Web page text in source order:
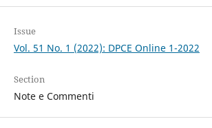
Issue
Vol. 51 No. 1 (2022): DPCE Online 1-2022
Section
Note e Commenti